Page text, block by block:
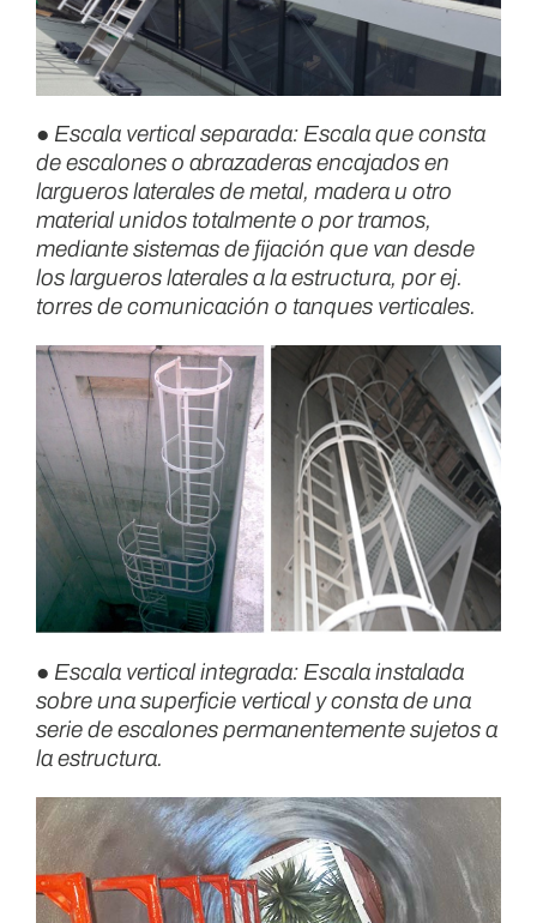
● Escala vertical separada: Escala que consta
de escalones o abrazaderas encajados en
largueros laterales de metal, madera u otro
material unidos totalmente o por tramos,
mediante sistemas de fijación que van desde
los largueros laterales a la estructura, por ej.
torres de comunicación o tanques verticales.
● Escala vertical integrada: Escala instalada
sobre una superficie vertical y consta de una
serie de escalones permanentemente sujetos a
la estructura.